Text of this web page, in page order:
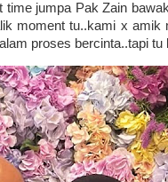
jumpa Pak Zain
moment tu..kami x amik
proses bercinta..tapi tu